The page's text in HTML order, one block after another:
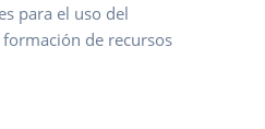
para el uso del
de recursos